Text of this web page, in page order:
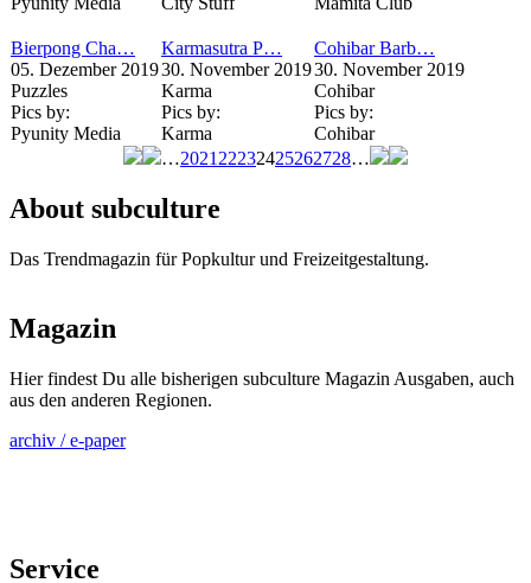
Bierpong Cha…
05. Dezember 2019
Puzzles
Pics by:
Pyunity Media
Karmasutra P…
30. November 2019
Karma
Pics by:
Karma
Cohibar Barb…
30. November 2019
Cohibar
Pics by:
Cohibar
…2021 22232425262728…
About subculture
Das Trendmagazin für Popkultur und Freizeitgestaltung.
Magazin
Hier findest Du alle bisherigen subculture Magazin Ausgaben, auch
aus den anderen Regionen.
archiv / e-paper
Service